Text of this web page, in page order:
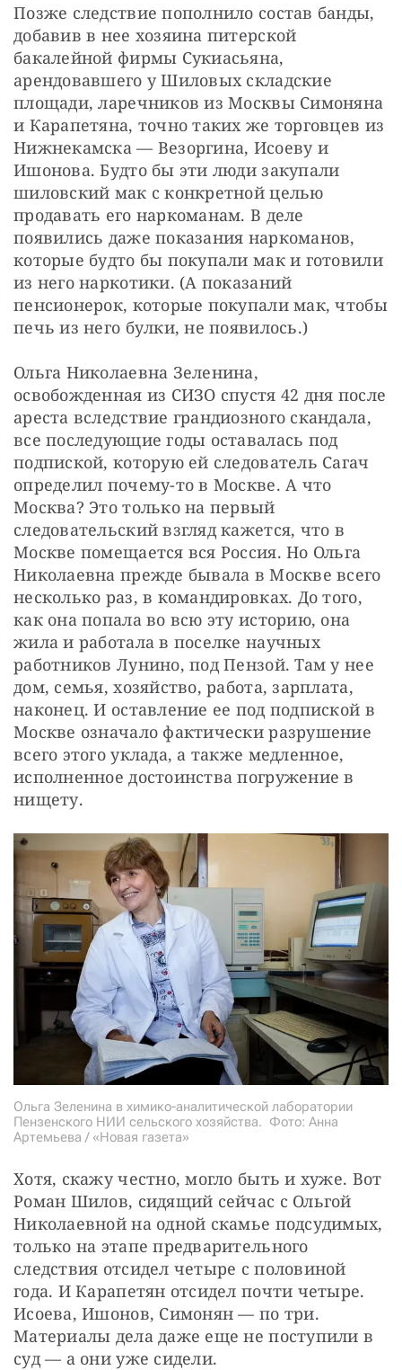
Позже следствие пополнило состав банды,
добавив в нее хозяина питерской
бакалейной фирмы Сукиасьяна,
арендовавшего у Шиловых складские
площади, ларечников из Москвы Симоняна
и Карапетяна, точно таких же торговцев из
Нижнекамска — ​Везоргина, Исоеву и
Ишонова. Будто бы эти люди закупали
шиловский мак с конкретной целью
продавать его наркоманам. В деле
появились даже показания наркоманов,
которые будто бы покупали мак и готовили
из него наркотики. (А показаний
пенсионерок, которые покупали мак, чтобы
печь из него булки, не появилось.)
Ольга Николаевна Зеленина,
освобожденная из СИЗО спустя 42 дня после
ареста вследствие грандиозного скандала,
все последующие годы оставалась под
подпиской, которую ей следователь Сагач
определил почему-то в Москве. А что
Москва? Это только на первый
следовательский взгляд кажется, что в
Москве помещается вся Россия. Но Ольга
Николаевна прежде бывала в Москве всего
несколько раз, в командировках. До того,
как она попала во всю эту историю, она
жила и работала в поселке научных
работников Лунино, под Пензой. Там у нее
дом, семья, хозяйство, работа, зарплата,
наконец. И оставление ее под подпиской в
Москве означало фактически разрушение
всего этого уклада, а также медленное,
исполненное достоинства погружение в
нищету.
Ольга Зеленина в химико-аналитической лаборатории
Пензенского НИИ сельского хозяйства. Фото: Анна
Артемьева / «Новая газета»
Хотя, скажу честно, могло быть и хуже. Вот
Роман Шилов, сидящий сейчас с Ольгой
Николаевной на одной скамье подсудимых,
только на этапе предварительного
следствия отсидел четыре с половиной
года. И Карапетян отсидел почти четыре.
Исоева, Ишонов, Симонян — ​по три.
Материалы дела даже еще не поступили в
суд — ​а они уже сидели.